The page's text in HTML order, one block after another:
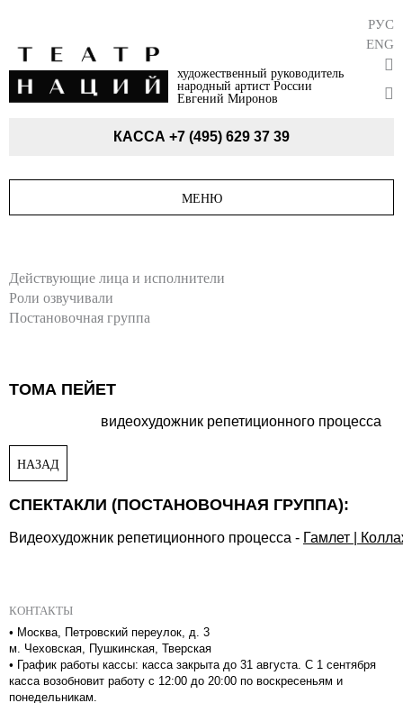
художественный руководитель
народный артист России
Евгений Миронов
РУС
ENG
КАССА +7 (495) 629 37 39
МЕНЮ
Действующие лица и исполнители
Роли озвучивали
Постановочная группа
ТОМА ПЕЙЕТ
НАЗАД
видеохудожник репетиционного процесса
СПЕКТАКЛИ (ПОСТАНОВОЧНАЯ ГРУППА):
Видеохудожник репетиционного процесса - Гамлет |
КОНТАКТЫ
• Москва, Петровский переулок, д. 3
м. Чеховская, Пушкинская, Тверская
• График работы кассы: касса закрыта до 31 августа. С 1 сентября
касса возобновит работу с 12:00 до 20:00 по воскресеньям и
понедельникам.